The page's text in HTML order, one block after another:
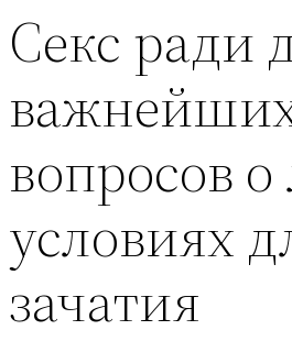
Секс ради
вопросов
условиях
зачатия